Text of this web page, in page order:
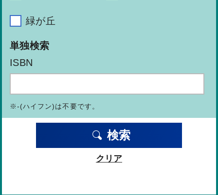
緑が丘
単独検索
ISBN
※-(ハイフン)は不要です。
検索
クリア